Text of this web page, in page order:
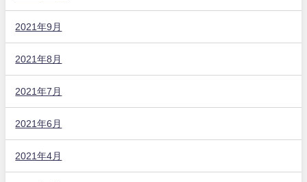
2021年9月
2021年8月
2021年7月
2021年6月
2021年4月